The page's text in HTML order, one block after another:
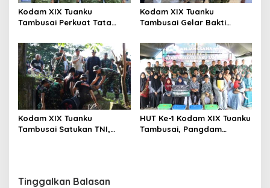
Kodam XIX Tuanku
Tambusai Perkuat Tata
Satgas BMN Resmi Mulai
Penatausahaan Sesi II TA
2026
Kodam XIX Tuanku
Tambusai Gelar Bakti
Screening Operasi Gratis
Kodam XIX Tuanku
Tambusai Satukan TNI,
HUT Ke-1 Kodam XIX Tuanku
Tambusai, Pangdam
Tinggalkan Balasan